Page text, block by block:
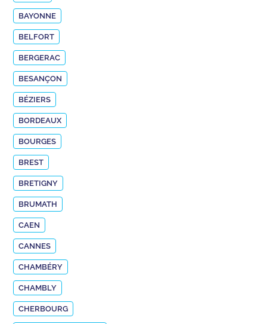
BAYONNE
BELFORT
BERGERAC
BESANÇON
BÉZIERS
BORDEAUX
BOURGES
BREST
BRETIGNY
BRUMATH
CAEN
CANNES
CHAMBÉRY
CHAMBLY
CHERBOURG